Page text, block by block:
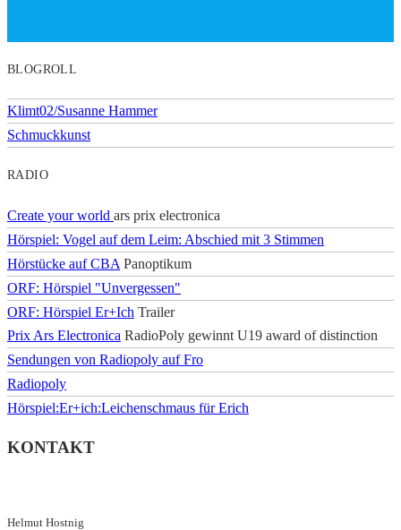
BLOGROLL
Klimt02/Susanne Hammer
Schmuckkunst
RADIO
Create your world ars prix electronica
Hörspiel: Vogel auf dem Leim: Abschied mit 3 Stimmen
Hörstücke auf CBA Panoptikum
ORF: Hörspiel "Unvergessen"
ORF: Hörspiel Er+Ich Trailer
Prix Ars Electronica RadioPoly gewinnt U19 award of distinction
Sendungen von Radiopoly auf Fro
Radiopoly
Hörspiel:Er+ich:Leichenschmaus für Erich
KONTAKT
Helmut Hostnig